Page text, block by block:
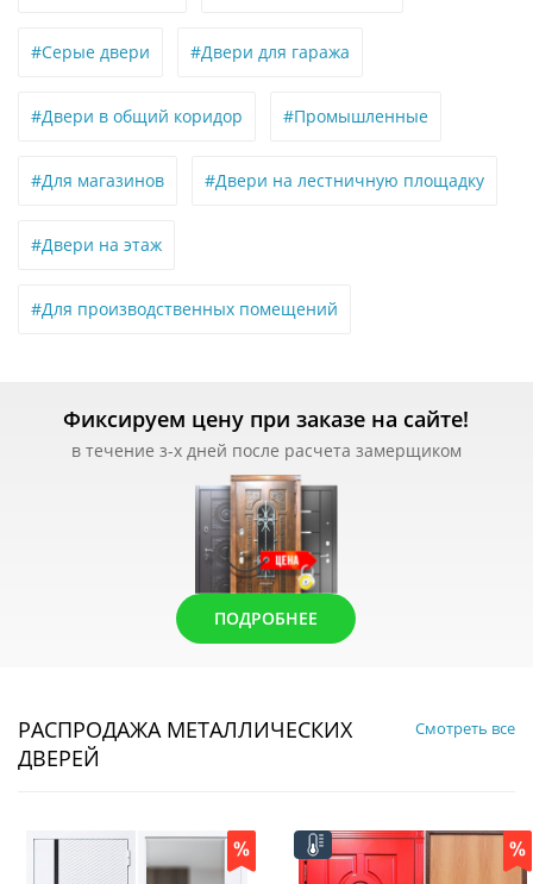
#Серые двери #Двери для гаража
#Двери в общий коридор #Промышленные
#Для магазинов #Двери на лестничную площадку
#Двери на этаж
#Для производственных помещений
Фиксируем цену при заказе на сайте!
в течение з-х дней после расчета замерщиком
ПОДРОБНЕЕ
РАСПРОДАЖА МЕТАЛЛИЧЕСКИХ
ДВЕРЕЙ
Смотреть все